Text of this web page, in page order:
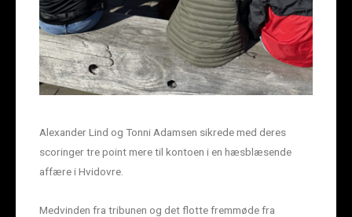
Alexander Lind og Tonni Adamsen sikrede med deres
scoringer tre point mere til kontoen i en hæsblæsende
affære i Hvidovre.
Medvinden fra tribunen og det flotte fremmøde fra